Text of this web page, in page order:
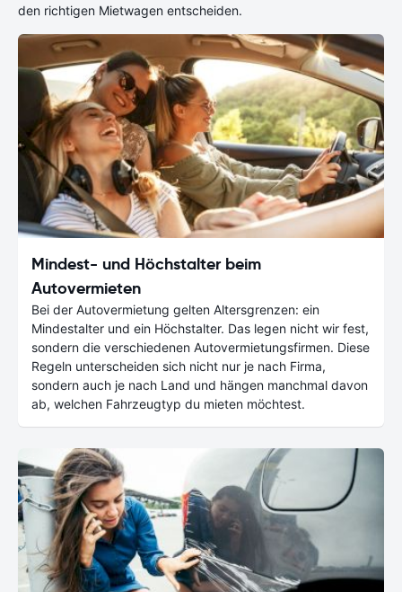
den richtigen Mietwagen entscheiden.
Mindest- und Höchstalter beim
Autovermieten
Bei der Autovermietung gelten Altersgrenzen: ein
Mindestalter und ein Höchstalter. Das legen nicht wir fest,
sondern die verschiedenen Autovermietungsfirmen. Diese
Regeln unterscheiden sich nicht nur je nach Firma,
sondern auch je nach Land und hängen manchmal davon
ab, welchen Fahrzeugtyp du mieten möchtest.